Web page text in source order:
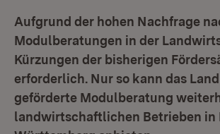
Aufgrund der hohen Nachfrage
Modulberatungen in der
Kürzungen der bisherigen
erforderlich. Nur so kann das
geförderte Modulberatung
landwirtschaftlichen Betrieben in